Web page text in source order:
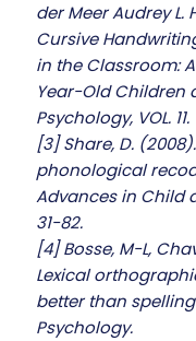
der Meer Audrey L.
Cursive
in the Classroom:
Year-Old Children
Psychology, VOL. 11.
[3] Share, D.
phonological
Advances in Child
31-82.
[4] Bosse, M-L,
Lexical
better than
Psychology.